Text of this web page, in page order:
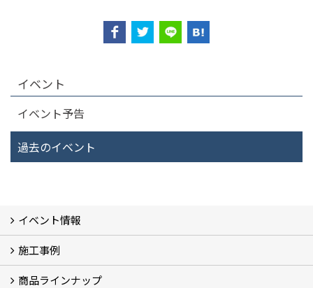
イベント
イベント予告
過去のイベント
イベント情報
イベント予告
過去のイベント
施工事例
フォトギャラリー
モデルハウス (7)
現場レポート
完工事例
お客様の声
商品ラインナップ